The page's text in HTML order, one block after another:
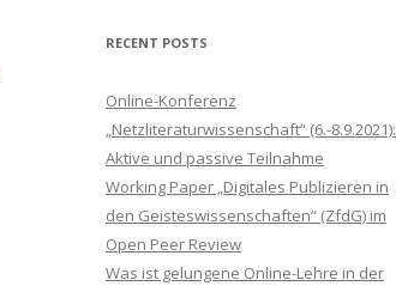
RECENT POSTS
Online-Konferenz
„Netzliteraturwissenschaft“ (6.-8.9.2021):
Aktive und passive Teilnahme
Working Paper „Digitales Publizieren in
den Geisteswissenschaften“ (ZfdG) im
Open Peer Review
Was ist gelungene Online-Lehre in der